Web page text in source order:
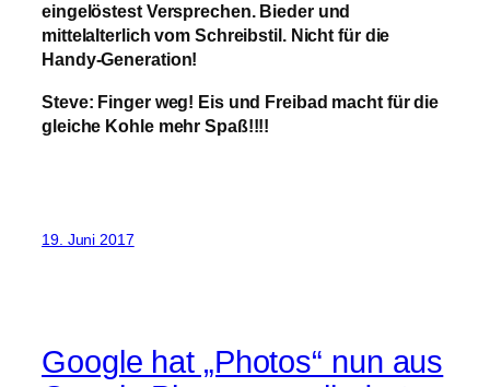
eingelöstest Versprechen. Bieder und
mittelalterlich vom Schreibstil. Nicht für die
Handy-Generation!
Steve: Finger weg! Eis und Freibad macht für die
gleiche Kohle mehr Spaß!!!!
19. Juni 2017
Google hat „Photos“ nun aus